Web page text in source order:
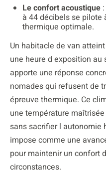
Le confort acoustique
à 44 décibels se pilote
thermique optimale.
Un habitacle de van
une heure d exposition au
apporte une réponse
nomades qui refusent de
épreuve thermique. Ce
une température
sans sacrifier l autonomie
impose comme une
pour maintenir un confort
circonstances.